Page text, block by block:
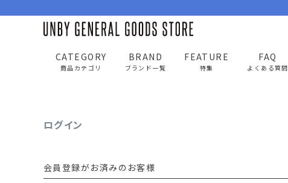
CATEGORY
商品カテゴリ
リュック/バックパック
トップス
BRAND
ブランド一覧
FEATURE
特集
FAQ
よくある質問
UNBY GENERAL GOODS STORE ログイン
ログイン
会員登録がお済みのお客様